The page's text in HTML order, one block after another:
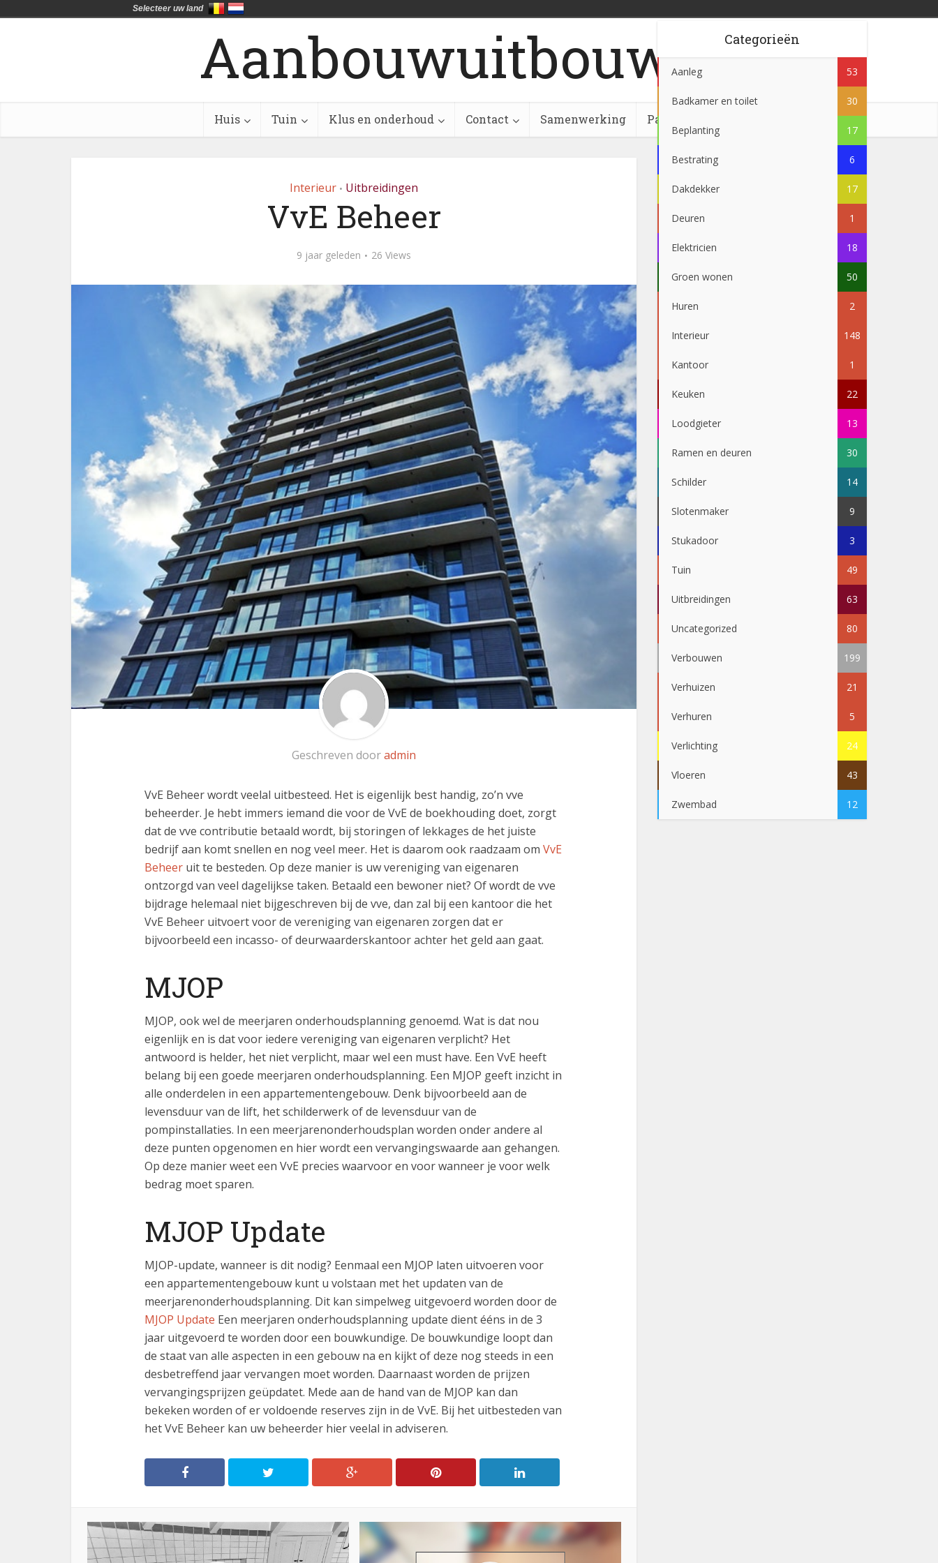
Aanbouwuitbouw.nl
Huis Tuin Klus en onderhoud Contact Samenwerking Partner
Interieur • Uitbreidingen
VvE Beheer
9 jaar geleden 26 Views
Geschreven dooradmin
VvE Beheer wordt veelal uitbesteed. Het is eigenlijk best handig, zo’n vve
beheerder. Je hebt immers iemand die voor de VvE de boekhouding doet, zorgt
dat de vve contributie betaald wordt, bij storingen of lekkages de het juiste
bedrijf aan komt snellen en nog veel meer. Het is daarom ook raadzaam om VvE
Beheer uit te besteden. Op deze manier is uw vereniging van eigenaren
ontzorgd van veel dagelijkse taken. Betaald een bewoner niet? Of wordt de vve
bijdrage helemaal niet bijgeschreven bij de vve, dan zal bij een kantoor die het
VvE Beheer uitvoert voor de vereniging van eigenaren zorgen dat er
bijvoorbeeld een incasso- of deurwaarderskantoor achter het geld aan gaat.
MJOP
MJOP, ook wel de meerjaren onderhoudsplanning genoemd. Wat is dat nou
eigenlijk en is dat voor iedere vereniging van eigenaren verplicht? Het
antwoord is helder, het niet verplicht, maar wel een must have. Een VvE heeft
belang bij een goede meerjaren onderhoudsplanning. Een MJOP geeft inzicht in
alle onderdelen in een appartementengebouw. Denk bijvoorbeeld aan de
levensduur van de lift, het schilderwerk of de levensduur van de
pompinstallaties. In een meerjarenonderhoudsplan worden onder andere al
deze punten opgenomen en hier wordt een vervangingswaarde aan gehangen.
Op deze manier weet een VvE precies waarvoor en voor wanneer je voor welk
bedrag moet sparen.
MJOP Update
MJOP-update, wanneer is dit nodig? Eenmaal een MJOP laten uitvoeren voor
een appartementengebouw kunt u volstaan met het updaten van de
meerjarenonderhoudsplanning. Dit kan simpelweg uitgevoerd worden door de
MJOP Update Een meerjaren onderhoudsplanning update dient ééns in de 3
jaar uitgevoerd te worden door een bouwkundige. De bouwkundige loopt dan
de staat van alle aspecten in een gebouw na en kijkt of deze nog steeds in een
desbetreffend jaar vervangen moet worden. Daarnaast worden de prijzen
vervangingsprijzen geüpdatet. Mede aan de hand van de MJOP kan dan
bekeken worden of er voldoende reserves zijn in de VvE. Bij het uitbesteden van
het VvE Beheer kan uw beheerder hier veelal in adviseren.
Categorieën
Aanleg 53
Badkamer en toilet 30
Beplanting 17
Bestrating 6
Dakdekker 17
Deuren 1
Elektricien 18
Groen wonen 50
Huren 2
Interieur 148
Kantoor 1
Keuken 22
Loodgieter 13
Ramen en deuren 30
Schilder 14
Slotenmaker 9
Stukadoor 3
Tuin 49
Uitbreidingen 63
Uncategorized 80
Verbouwen 199
Verhuizen 21
Verhuren 5
Verlichting 24
Vloeren 43
Zwembad 12
Selecteer uw land